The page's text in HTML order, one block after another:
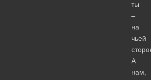
ты
–
на
чьей
А
нам,